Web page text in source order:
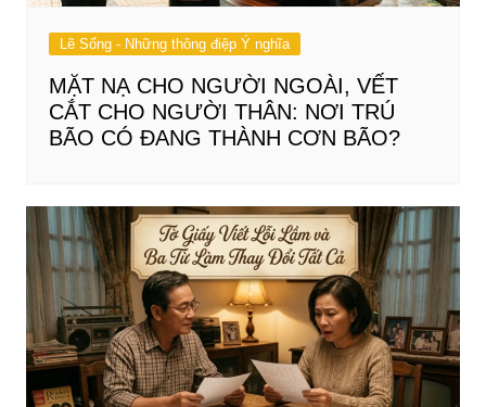
Lẽ Sống - Những thông điệp Ý nghĩa
MẶT NẠ CHO NGƯỜI NGOÀI, VẾT
CẮT CHO NGƯỜI THÂN: NƠI TRÚ
BÃO CÓ ĐANG THÀNH CƠN BÃO?